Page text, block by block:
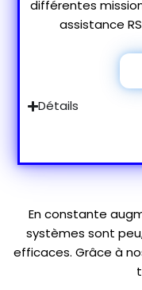
différentes
assistance
Détails
En constante
systèmes sont
efficaces. Grâce à